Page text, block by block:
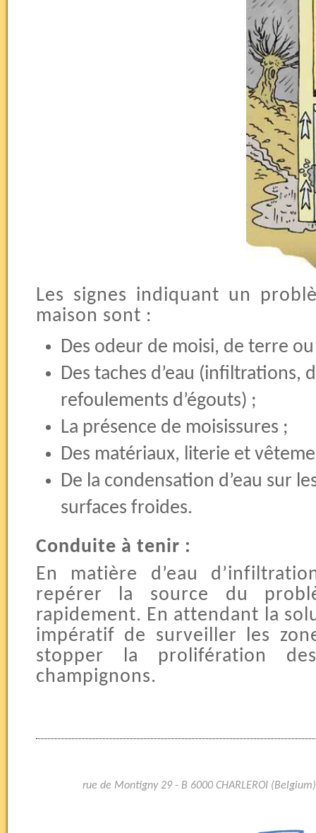
Les signes indiquant un
maison sont :
Des odeur de moisi, de terre ou
Des taches d’eau (infiltrations,
refoulements d’égouts) ;
La présence de moisissures ;
Des matériaux, literie et
De la condensation d’eau sur
surfaces froides.
Conduite à tenir :
En matière d’eau
repérer la source du
rapidement. En attendant la
impératif de surveiller les
stopper la prolifération
champignons.
rue de Montigny 29 - B 6000 CHARLEROI